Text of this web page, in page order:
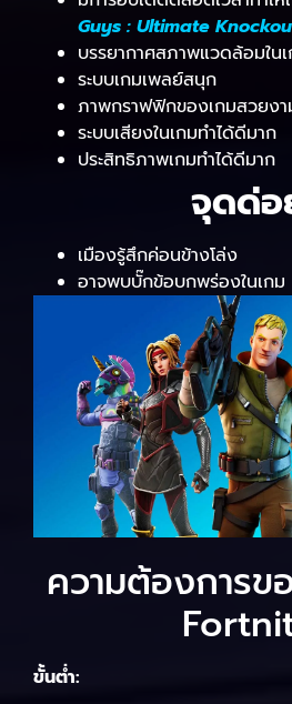
Guys : Ultimate
บรรยากาศสภาพแวดล้อมใน
ระบบเกมเพลย์สนุก
ภาพกราฟฟิกของเกมสวยงา
ระบบเสียงในเกมทำได้ดีมาก
ประสิทธิภาพเกมทำได้ดีมาก
จุดด่
เมืองรู้สึกค่อนข้างโล่ง
อาจพบบั๊กข้อบกพร่องในเกม
ความต้องการข
ขั้นต่ำ: